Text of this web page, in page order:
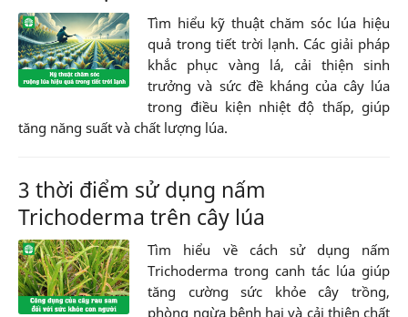
Tìm hiểu kỹ thuật chăm sóc lúa hiệu
quả trong tiết trời lạnh. Các giải pháp
khắc phục vàng lá, cải thiện sinh
trưởng và sức đề kháng của cây lúa
trong điều kiện nhiệt độ thấp, giúp
tăng năng suất và chất lượng lúa.
3 thời điểm sử dụng nấm
Trichoderma trên cây lúa
Tìm hiểu về cách sử dụng nấm
Trichoderma trong canh tác lúa giúp
tăng cường sức khỏe cây trồng,
phòng ngừa bệnh hại và cải thiện chất